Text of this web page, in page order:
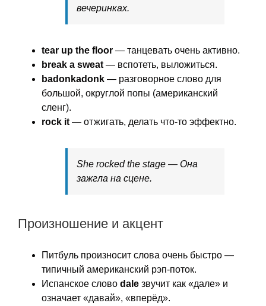
вечеринках.
tear up the floor — танцевать очень активно.
break a sweat — вспотеть, выложиться.
badonkadonk — разговорное слово для
большой, округлой попы (американский
сленг).
rock it — отжигать, делать что-то эффектно.
She rocked the stage — Она
зажгла на сцене.
Произношение и акцент
Питбуль произносит слова очень быстро —
типичный американский рэп-поток.
Испанское слово dale звучит как «дале» и
означает «давай», «вперёд».